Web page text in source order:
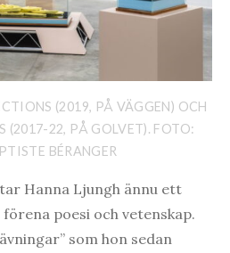
(2019, PÅ VÄGGEN) OCH
(2017-22, PÅ GOLVET). FOTO:
BÉRANGER
Hanna Ljungh ännu ett
poesi och vetenskap.
som hon sedan